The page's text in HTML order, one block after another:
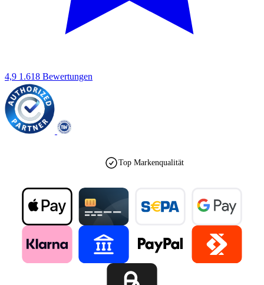
4,9 1.618 Bewertungen
Top Markenqualität